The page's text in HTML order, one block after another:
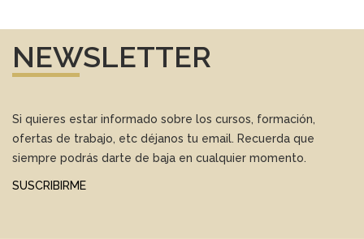
NEWSLETTER
Si quieres estar informado sobre los cursos, formación,
ofertas de trabajo, etc déjanos tu email. Recuerda que
siempre podrás darte de baja en cualquier momento.
SUSCRIBIRME